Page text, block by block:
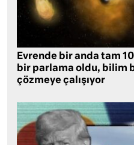
Evrende bir anda tam
bir parlama oldu, bilim
çözmeye çalışıyor